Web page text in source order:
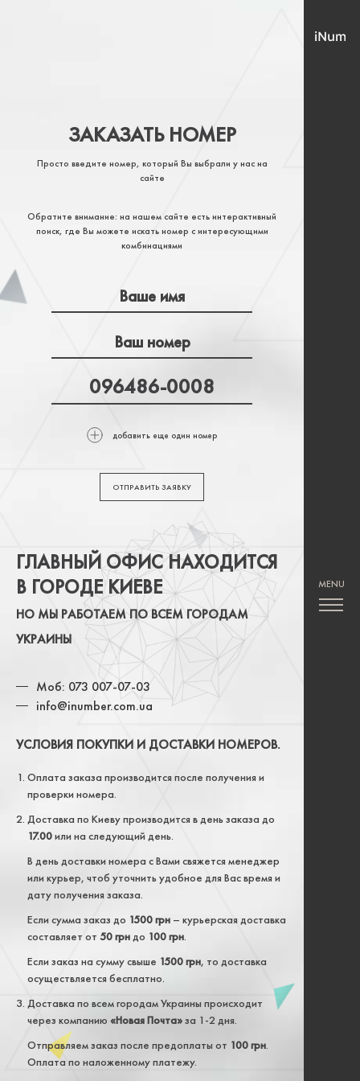
ЗАКАЗАТЬ НОМЕР
Просто введите номер, который Вы выбрали у нас на
сайте
Обратите внимание: на нашем сайте есть интерактивный
поиск, где Вы можете искать номер с интересующими
комбинациями
добавить еще один номер
ОТПРАВИТЬ ЗАЯВКУ
ГЛАВНЫЙ ОФИС НАХОДИТСЯ
В ГОРОДЕ КИЕВЕ
НО МЫ РАБОТАЕМ ПО ВСЕМ ГОРОДАМ
УКРАИНЫ
Моб: 073 007-07-03
info@inumber.com.ua
УСЛОВИЯ ПОКУПКИ И ДОСТАВКИ НОМЕРОВ.
Оплата заказа производится после получения и
проверки номера.
Доставка по Киеву производится в день заказа до
17.00или на следующий день.
В день доставки номера с Вами свяжется менеджер
или курьер, чтоб уточнить удобное для Вас время и
дату получения заказа.
Если сумма заказ до 1500 грн – курьерская доставка
составляет от 50 грндо 100 грн.
Если заказ на сумму свыше 1500 грн, то доставка
осуществляется бесплатно.
Доставка по всем городам Украины происходит
через компанию «Новая Почта»за 1-2 дня.
Отправляем заказ после предоплаты от 100 грн.
Оплата по наложенному платежу.